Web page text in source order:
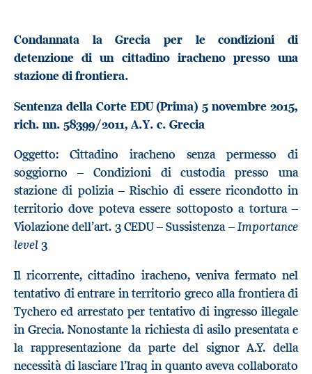
Condannata la Grecia per le condizioni di
detenzione di un cittadino iracheno presso una
stazione di frontiera.
Sentenza della Corte EDU (Prima) 5 novembre 2015,
rich. nn. 58399/2011, A.Y. c. Grecia
Oggetto: Cittadino iracheno senza permesso di
soggiorno – Condizioni di custodia presso una
stazione di polizia – Rischio di essere ricondotto in
territorio dove poteva essere sottoposto a tortura –
Violazione dell’art. 3 CEDU – Sussistenza –Importance
level3
Il ricorrente, cittadino iracheno, veniva fermato nel
tentativo di entrare in territorio greco alla frontiera di
Tychero ed arrestato per tentativo di ingresso illegale
in Grecia. Nonostante la richiesta di asilo presentata e
la rappresentazione da parte del signor A.Y. della
necessità di lasciare l’Iraq in quanto aveva collaborato